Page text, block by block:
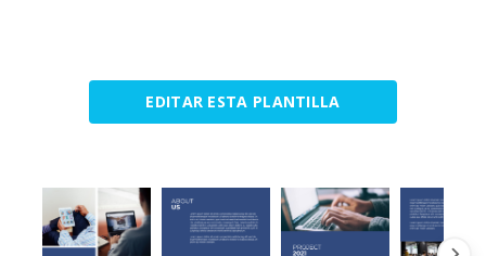
EDITAR ESTA PLANTILLA